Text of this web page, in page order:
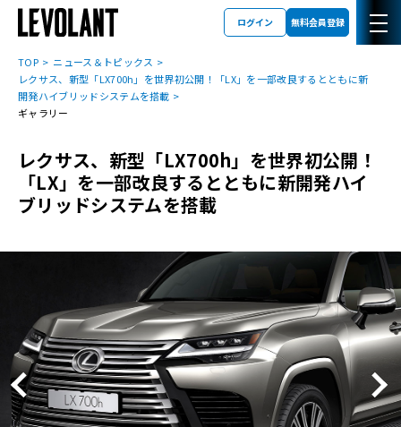
ログイン 無料会員登録
TOP
ニュース＆トピックス
レクサス、新型「LX700h」を世界初公開！「LX」を一部改良するとともに新
開発ハイブリッドシステムを搭載
ギャラリー
レクサス、新型「LX700h」を世界初公開！
「LX」を一部改良するとともに新開発ハイ
ブリッドシステムを搭載